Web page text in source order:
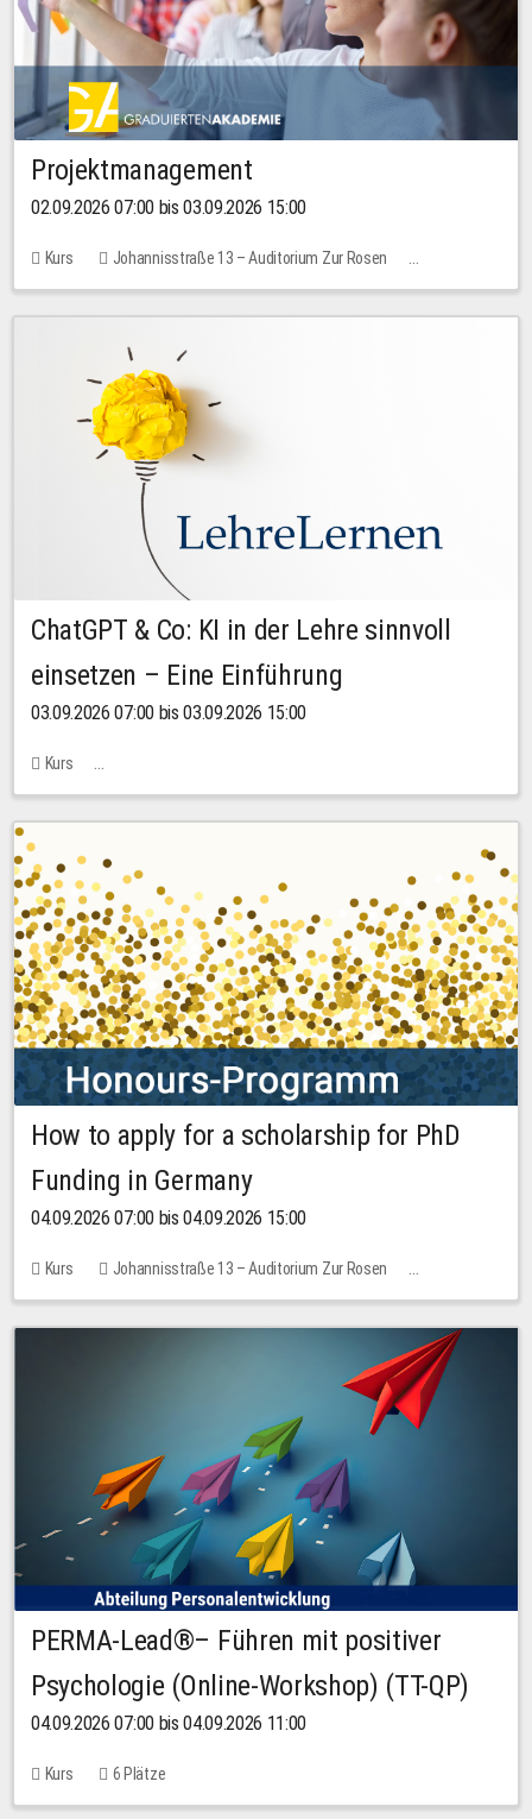
Projektmanagement
02.09.2026 07:00 bis 03.09.2026 15:00
Kurs
Johannisstraße 13 – Auditorium Zur Rosen
Keine freien Plätze
30,00 EUR
ChatGPT & Co: KI in der Lehre sinnvoll
einsetzen – Eine Einführung
03.09.2026 07:00 bis 03.09.2026 15:00
Kurs
Bachstraße 18k - SR 102 (Seminarraum Servicestelle LehreLernen)
How to apply for a scholarship for PhD
Funding in Germany
04.09.2026 07:00 bis 04.09.2026 15:00
Kurs
Johannisstraße 13 – Auditorium Zur Rosen
Keine freien Plätze
PERMA-Lead®– Führen mit positiver
Psychologie (Online-Workshop) (TT-QP)
04.09.2026 07:00 bis 04.09.2026 11:00
Kurs 6 Plätze